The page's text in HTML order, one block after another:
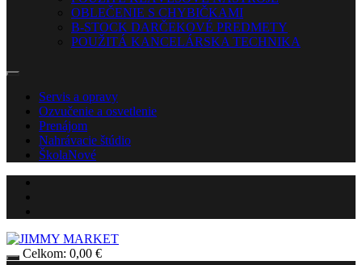
OBLEČENIE S CHYBIČKAMI
B-STOCK DARČEKOVÉ PREDMETY
POUŽITÁ KANCELÁRSKA TECHNIKA
Servis a opravy
Ozvučenie a osvetlenie
Prenájom
Nahrávacie štúdio
ŠkolaNové
Celkom: 0,00 €